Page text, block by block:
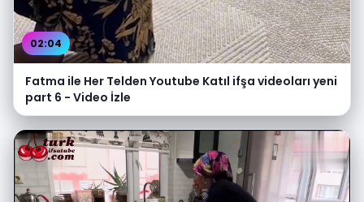
02:04
Fatma ile Her Telden Youtube Katıl ifşa videoları yeni
part 6 - Video İzle